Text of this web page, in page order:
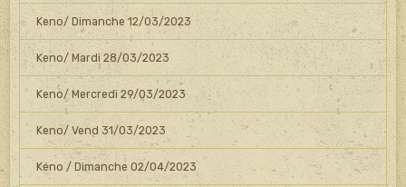
Keno/ Dimanche 12/03/2023
Keno/ Mardi 28/03/2023
Keno/ Mercredi 29/03/2023
Keno/ Vend 31/03/2023
Kéno / Dimanche 02/04/2023